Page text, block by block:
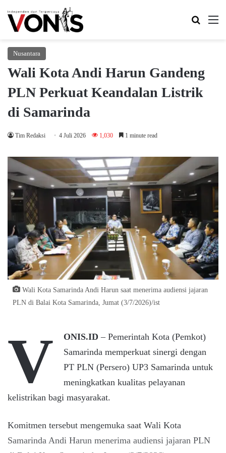
Search
Nusantara
Wali Kota Andi Harun Gandeng
PLN Perkuat Keandalan Listrik
di Samarinda
Tim Redaksi 4 Juli 2026 1,030 1 minute read
Wali Kota Samarinda Andi Harun saat menerima audiensi jajaran
PLN di Balai Kota Samarinda, Jumat (3/7/2026)/ist
V ONIS.ID – Pemerintah Kota (Pemkot)
Samarinda memperkuat sinergi dengan
PT PLN (Persero) UP3 Samarinda untuk
meningkatkan kualitas pelayanan
kelistrikan bagi masyarakat.
Komitmen tersebut mengemuka saat Wali Kota
Samarinda Andi Harun menerima audiensi jajaran PLN